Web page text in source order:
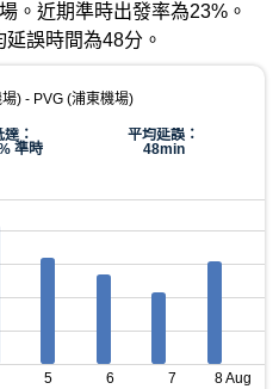
。近期準時出發率為23%。
誤時間為48分。
) - PVG (浦東機場)
達：
準時
平均延誤：
48min
5 6 7 8 Aug